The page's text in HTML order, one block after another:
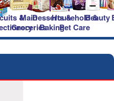
&
Main
Groceries
Desserts &
Baking
Household &
Pet Care
Beauty